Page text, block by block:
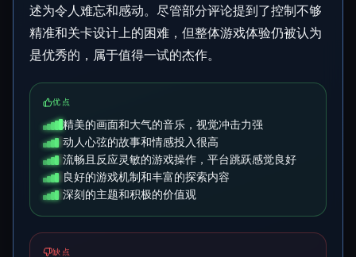
述为令人难忘和感动。尽管部分评论提到了控制不够
精准和关卡设计上的困难，但整体游戏体验仍被认为
是优秀的，属于值得一试的杰作。
优点
精美的画面和大气的音乐，视觉冲击力强
动人心弦的故事和情感投入很高
流畅且反应灵敏的游戏操作，平台跳跃感觉良好
良好的游戏机制和丰富的探索内容
深刻的主题和积极的价值观
缺点